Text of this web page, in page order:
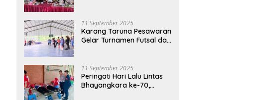
2026
11 September 2025
Karang Taruna Pesawaran
Gelar Turnamen Futsal dan
11 September 2025
Peringati Hari Lalu Lintas
Bhayangkara ke-70,